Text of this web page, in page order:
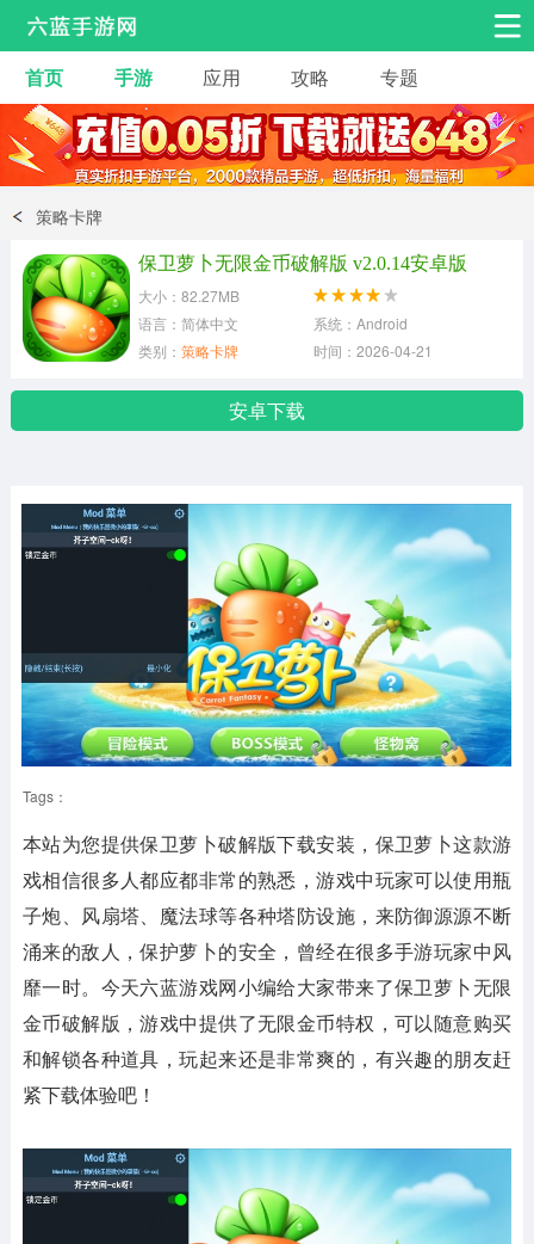
安卓手游 手游工具
热门手游 角色扮演 益智休闲
动作射击
冒险解谜 经营养成
体育竞技
首页 手游 应用 攻略 专题
策略卡牌
保卫萝卜无限金币破解版 v2.0.14安卓版
大小：82.27MB
语言：简体中文
系统：Android
类别： 策略卡牌 时间：2026-04-21
安卓下载
Tags：
本站为您提供保卫萝卜破解版下载安装 ，保卫萝卜这款游
戏相信很多人都应都非常的熟悉，游戏中玩家可以使用瓶
子炮、风扇塔、魔法球等各种塔防设施，来防御源源不断
涌来的敌人，保护萝卜的安全，曾经在很多手游玩家中风
靡一时。今天六蓝游戏网小编给大家带来了保卫萝卜无限
金币破解版，游戏中提供了无限金币特权，可以随意购买
和解锁各种道具，玩起来还是非常爽的，有兴趣的朋友赶
紧下载体验吧！